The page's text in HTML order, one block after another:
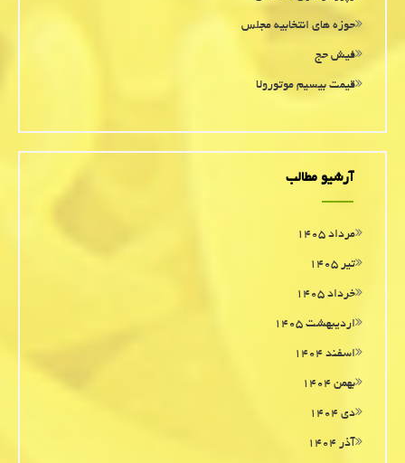
حوزه های انتخابیه مجلس
فیش حج
قیمت بیسیم موتورولا
آرشیو مطالب
مرداد ۱۴۰۵
تیر ۱۴۰۵
خرداد ۱۴۰۵
اردیبهشت ۱۴۰۵
اسفند ۱۴۰۴
بهمن ۱۴۰۴
دی ۱۴۰۴
آذر ۱۴۰۴